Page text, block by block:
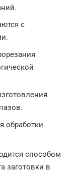
с
обработки
способом
заготовки в